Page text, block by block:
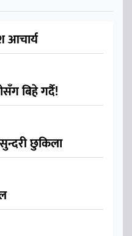
आचार्य
बिहे गर्दै!
छुकिला